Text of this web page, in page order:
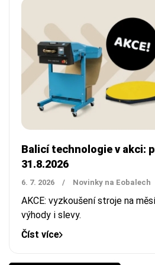
Balicí technologie v akci:
31.8.2026
6. 7. 2026 / Novinky na Eobalech
AKCE: vyzkoušení stroje na
výhody i slevy.
Číst více